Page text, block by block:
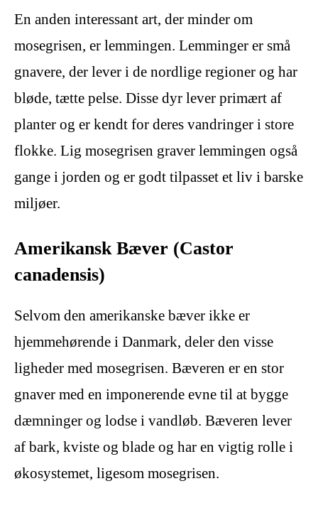
En anden interessant art, der minder om
mosegrisen, er lemmingen. Lemminger er små
gnavere, der lever i de nordlige regioner og har
bløde, tætte pelse. Disse dyr lever primært af
planter og er kendt for deres vandringer i store
flokke. Lig mosegrisen graver lemmingen også
gange i jorden og er godt tilpasset et liv i barske
miljøer.
Amerikansk Bæver (Castor
canadensis)
Selvom den amerikanske bæver ikke er
hjemmehørende i Danmark, deler den visse
ligheder med mosegrisen. Bæveren er en stor
gnaver med en imponerende evne til at bygge
dæmninger og lodse i vandløb. Bæveren lever
af bark, kviste og blade og har en vigtig rolle i
økosystemet, ligesom mosegrisen.